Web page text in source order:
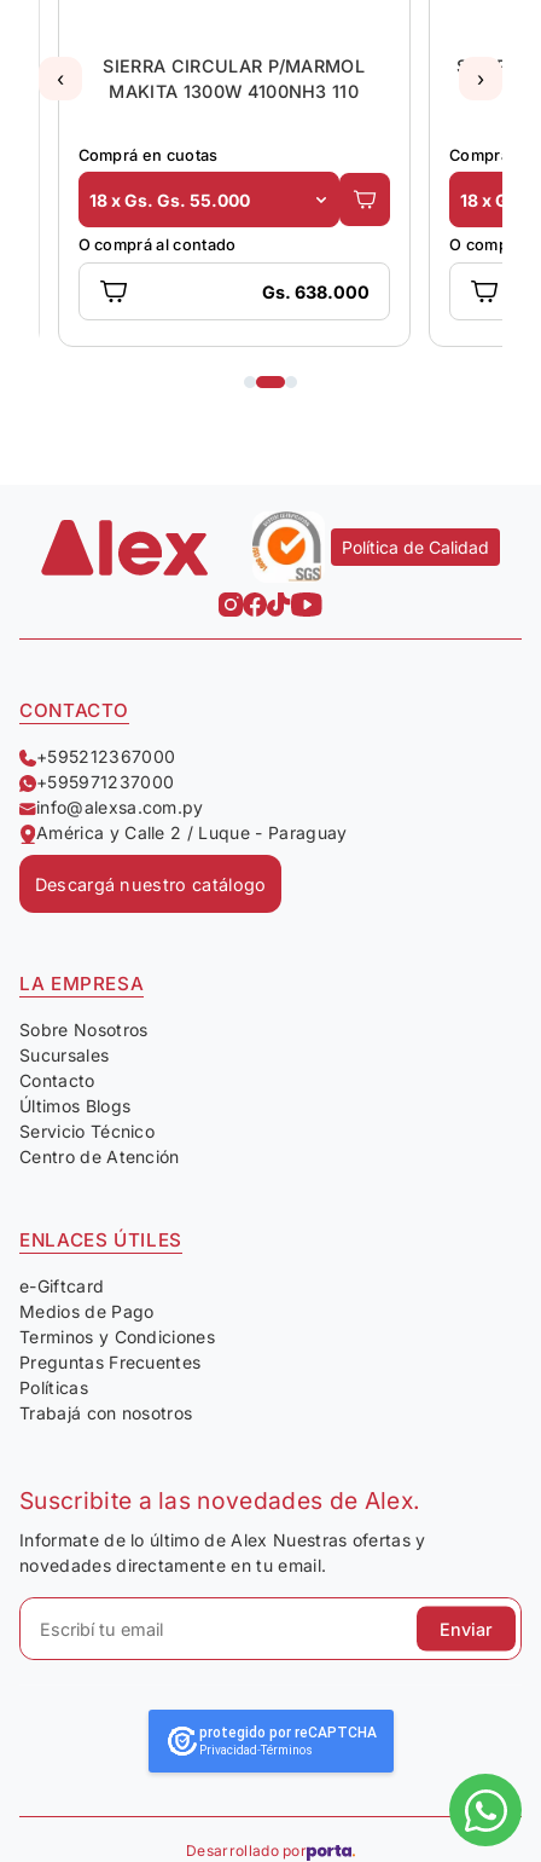
SIERRA CIRCULAR P/MARMOL
MAKITA 1300W 4100NH3 110
Comprá en cuotas
18 x Gs. Gs. 55.000
O comprá al contado
Gs. 638.000
SIERRA
Comprá en
18 x Gs.
O comprá
‹ ›
Política de Calidad
CONTACTO
+595212367000
+595971237000
info@alexsa.com.py
América y Calle 2 / Luque - Paraguay
Descargá nuestro catálogo
LA EMPRESA
Sobre Nosotros
Sucursales
Contacto
Últimos Blogs
Servicio Técnico
Centro de Atención
ENLACES ÚTILES
e-Giftcard
Medios de Pago
Terminos y Condiciones
Preguntas Frecuentes
Políticas
Trabajá con nosotros
Suscribite a las novedades de Alex.
Informate de lo último de Alex Nuestras ofertas y
novedades directamente en tu email.
Enviar
protegido por reCAPTCHA
Privacidad-Términos
Desarrollado por